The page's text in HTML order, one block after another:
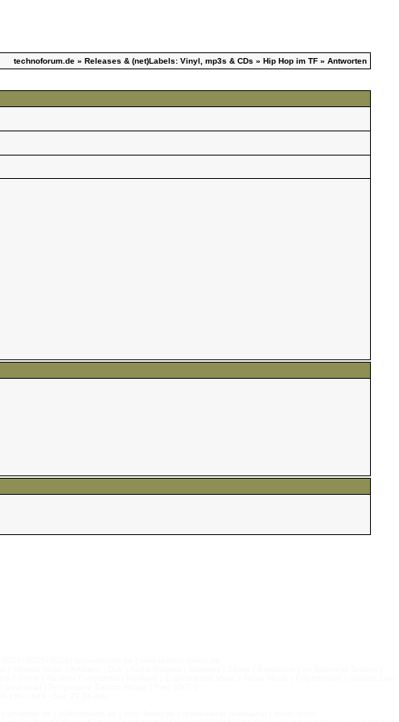
technoforum.de » Releases & (net)Labels: Vinyl, mp3s & CDs » Hip Hop im TF » Antworten